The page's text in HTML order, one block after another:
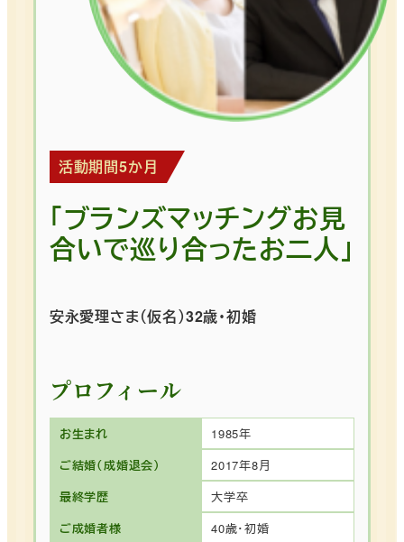
活動期間5か月
「ブランズマッチングお見
合いで巡り合ったお二人」
安永愛理さま（仮名）32歳・初婚
プロフィール
お生まれ
1985年
ご結婚（成婚退会）
2017年8月
最終学歴
大学卒
ご成婚者様
40歳・初婚